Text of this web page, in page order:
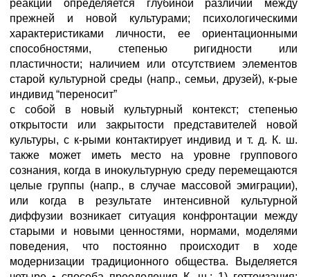
реакции определяется глубиной различий между
прежней и новой культурами; психологическими
характеристиками личности, ее ориентационными
способностями, степенью ригидности или
пластичности; наличием или отсутствием элементов
старой культурной среды (напр., семьи, друзей), к-рые
индивид “переносит”
с собой в новый культурный контекст; степенью
открытости или закрытости представителей новой
культуры, с к-рыми контактирует индивид и т. д. К. ш.
также может иметь место на уровне группового
сознания, когда в инокультурную среду перемещаются
целые группы (напр., в случае массовой эмиграции),
или когда в результате интенсивной культурной
диффузии возникает ситуация конфронтации между
старыми и новыми ценностями, нормами, моделями
поведения, что постоянно происходит в ходе
модернизации традиционного общества. Выделяется